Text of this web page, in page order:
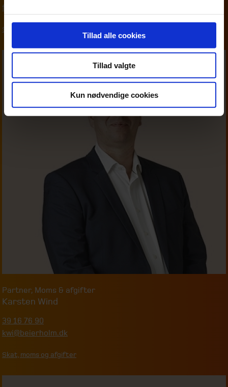
Tillad alle cookies
Tillad valgte
Kun nødvendige cookies
fim@beierholm.dk
Skat, moms og afgifter
Partner, Moms & afgifter
Karsten Wind
39 16 76 90
kwi@beierholm.dk
Skat, moms og afgifter